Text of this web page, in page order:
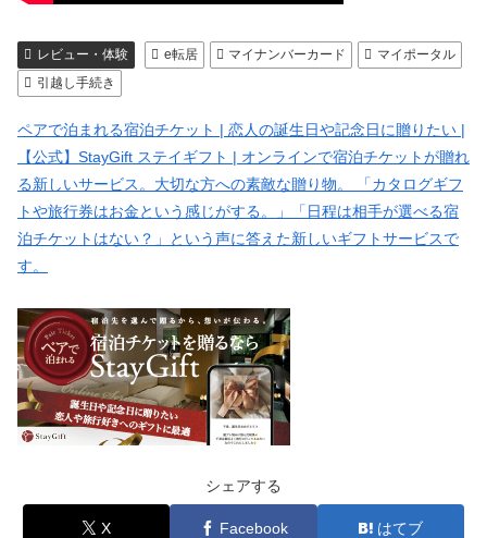
レビュー・体験 e転居 マイナンバーカード
マイポータル
引越し手続き
ペアで泊まれる宿泊チケット | 恋人の誕生日や記念日に贈りたい |
【公式】StayGift ステイギフト | オンラインで宿泊チケットが贈れ
る新しいサービス。大切な方への素敵な贈り物。 「カタログギフ
トや旅行券はお金という感じがする。」「日程は相手が選べる宿
泊チケットはない？」という声に答えた新しいギフトサービスで
す。
シェアする
X Facebook はてブ